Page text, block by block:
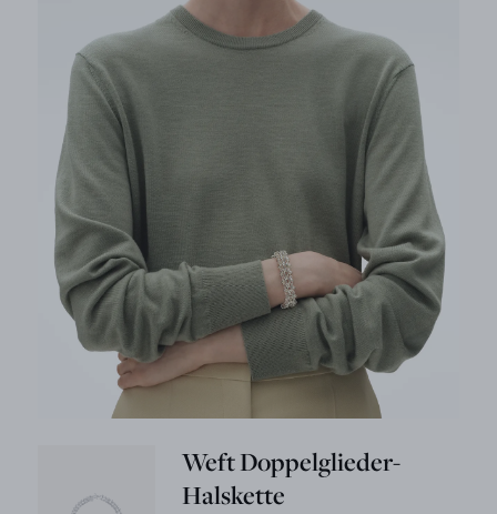
Weft Doppelglieder-
Halskette